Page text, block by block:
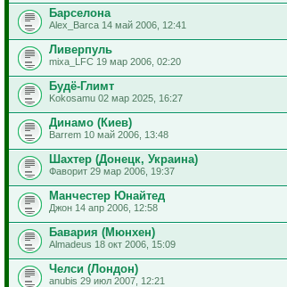
Барселона
Alex_Barca 14 май 2006, 12:41
Ливерпуль
mixa_LFC 19 мар 2006, 02:20
Будё-Глимт
Kokosamu 02 мар 2025, 16:27
Динамо (Киев)
Barrem 10 май 2006, 13:48
Шахтер (Донецк, Украина)
Фаворит 29 мар 2006, 19:37
Манчестер Юнайтед
Джон 14 апр 2006, 12:58
Бавария (Мюнхен)
Almadeus 18 окт 2006, 15:09
Челси (Лондон)
anubis 29 июл 2007, 12:21